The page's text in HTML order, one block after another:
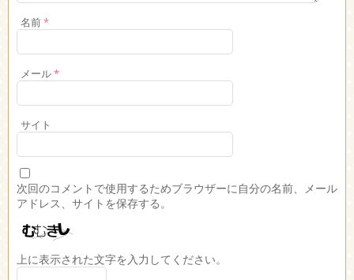
名前*
メール*
サイト
次回のコメントで使用するためブラウザーに自分の名前、メール
アドレス、サイトを保存する。
上に表示された文字を入力してください。